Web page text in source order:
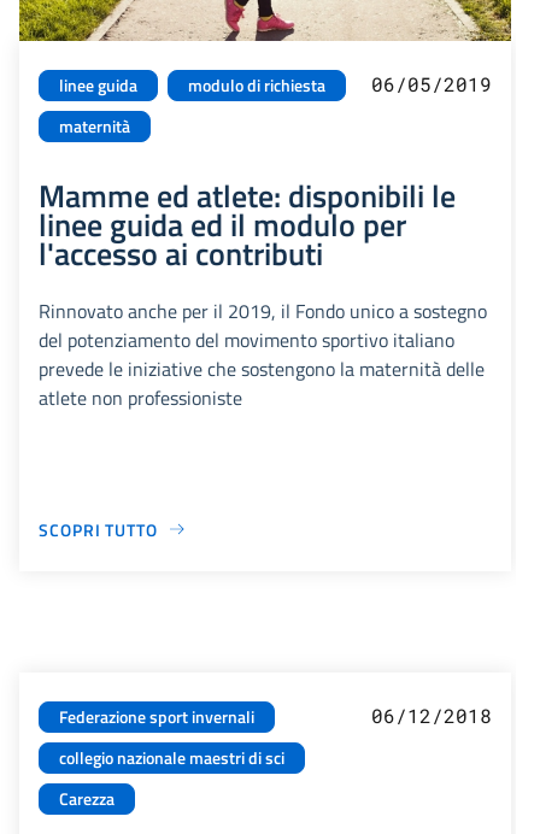
linee guida
modulo di richiesta
maternità
06/05/2019
Mamme ed atlete: disponibili le
linee guida ed il modulo per
l'accesso ai contributi
Rinnovato anche per il 2019, il Fondo unico a sostegno
del potenziamento del movimento sportivo italiano
prevede le iniziative che sostengono la maternità delle
atlete non professioniste
SCOPRI TUTTO
Federazione sport invernali
collegio nazionale maestri di sci
Carezza
06/12/2018